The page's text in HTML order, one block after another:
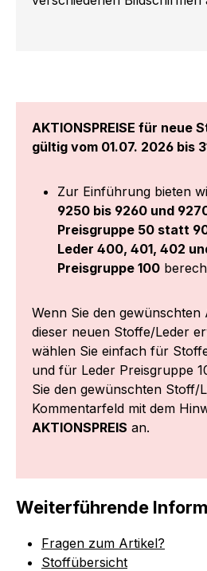
AKTIONSPREISE für neue
gültig vom 01.07. 2026 bis
Zur Einführung bieten
9250 bis 9260 und
Preisgruppe 50 statt
Leder 400, 401, 402
Preisgruppe 100
Wenn Sie den gewünschten
dieser neuen Stoffe/Leder
wählen Sie einfach für
und für Leder Preisgruppe
Sie den gewünschten Stoff/
Kommentarfeld mit dem
AKTIONSPREIS an.
Weiterführende
Fragen zum Artikel?
Stoffübersicht